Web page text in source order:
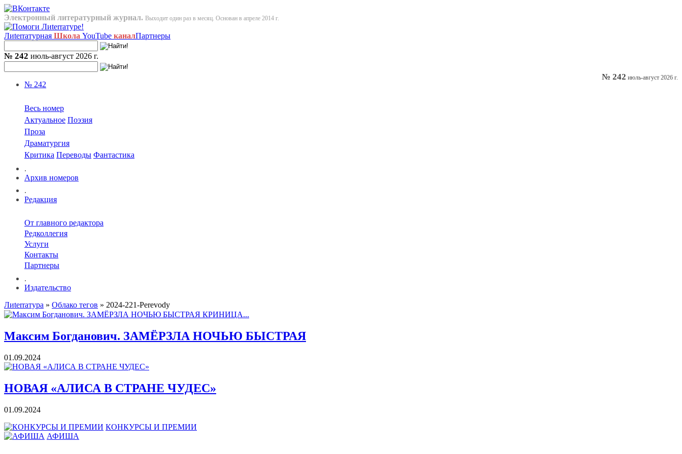
Электронный литературный журнал. Выходит один раз в месяц. Основан в апреле 2014 г.
Лиterraтурная Школа YouTube каналПартнеры
№ 242 июль-август 2026 г.
№ 242
Весь номер
Актуальное Поэзия
Проза
Драматургия
Критика Переводы Фантастика
.
Архив номеров
.
Редакция
От главного редактора
Редколлегия
Услуги
Контакты
Партнеры
.
Издательство
№ 242 июль-август 2026 г.
Лиterraтура » Облако тегов » 2024-221-Perevody
Максим Богданович. ЗАМЁРЗЛА НОЧЬЮ БЫСТРАЯ
01.09.2024
НОВАЯ «АЛИСА В СТРАНЕ ЧУДЕС»
01.09.2024
КОНКУРСЫ И ПРЕМИИ
АФИША